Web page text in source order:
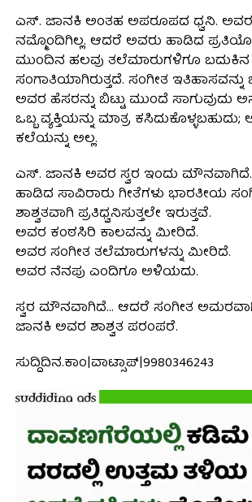
ಎಸ್. ಜಾನಕಿ ಅಂತಹ ಅಪರೂಪದ ಧ್ವನಿ.
ನಮ್ಮೊಂದಿಗಿಲ್ಲ. ಆದರೆ ಅವರು ಹಾಡಿದ
ಮುಂದಿನ ಹಲವು ತಲೆಮಾರುಗಳಿಗೂ ಬದುಕಿನ
ಸಂಗಾತಿಯಾಗಿರುತ್ತದೆ. ಸಂಗೀತ
ಅವರ ಹೆಸರನ್ನು ಬಿಟ್ಟು ಮುಂದೆ ಸಾಗುವುದು
ಒಬ್ಬ ವ್ಯಕ್ತಿಯನ್ನು ಮಾತ್ರ ಕಸಿದುಕೊಳ್ಳಬಹುದು;
ಕಲೆಯನ್ನು ಅಲ್ಲ.
ಎಸ್. ಜಾನಕಿ ಅವರ ಸ್ವರ ಇಂದು
ಹಾಡಿದ ಸಾವಿರಾರು ಗೀತೆಗಳು ಭಾರತೀಯ
ಶಾಶ್ವತವಾಗಿ ಪ್ರತಿಧ್ವನಿಸುತ್ತಲೇ ಇರುತ್ತವೆ.
ಅವರ ಕಂಠಸಿರಿ ಕಾಲವನ್ನು ಮೀರಿದೆ.
ಅವರ ಸಂಗೀತ ತಲೆಮಾರುಗಳನ್ನು ಮೀರಿದೆ.
ಅವರ ನೆನಪು ಎಂದಿಗೂ ಅಳಿಯದು.
ಸ್ವರ ಮೌನವಾಗಿದೆ… ಆದರೆ ಸಂಗೀತ
ಜಾನಕಿ ಅವರ ಶಾಶ್ವತ ಪರಂಪರೆ.
ಸುದ್ದಿದಿನ.ಕಾಂ|ವಾಟ್ಸಾಪ್|9980346243